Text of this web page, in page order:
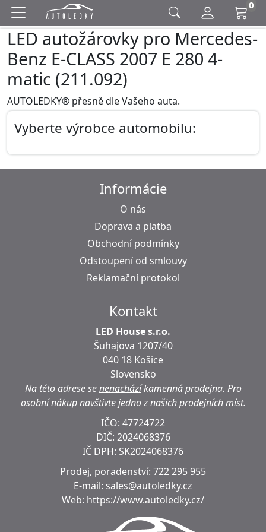
0
LED autožárovky pro Mercedes-
Benz E-CLASS 2007 E 280 4-
matic (211.092)
AUTOLEDKY® přesně dle Vašeho auta.
Vyberte výrobce automobilu:
Informácie
O nás
Doprava a platba
Obchodní podmínky
Odstoupení od smlouvy
Reklamační protokol
Kontakt
LED House s.r.o.
Šuhajova 1207/40
040 18 Košice
Slovensko
Na této adrese senenacházíkamenná prodejna. Pro
osobní nákup navštivte jedno z našich prodejních míst.
IČO: 47724722
DIČ: 2024068376
IČ DPH: SK2024068376
Prodej, poradenství: 722 295 955
E-mail: sales@autoledky.cz
Web: https://www.autoledky.cz/